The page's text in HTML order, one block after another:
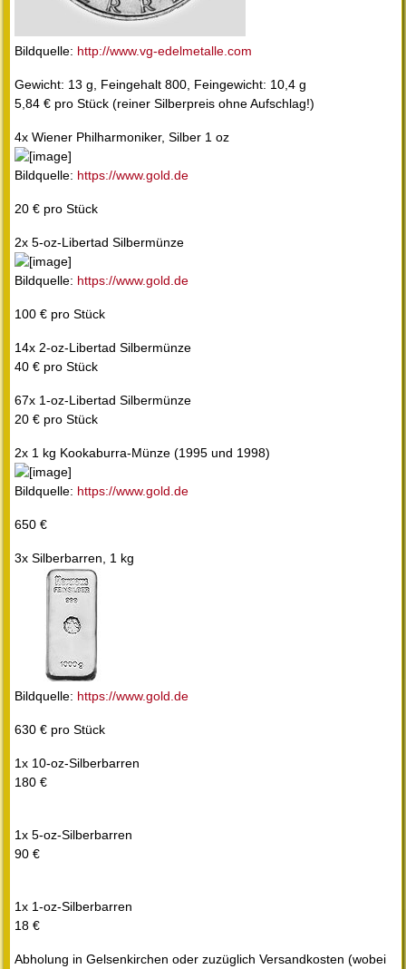
Bildquelle: http://www.vg-edelmetalle.com
Gewicht: 13 g, Feingehalt 800, Feingewicht: 10,4 g
5,84 € pro Stück (reiner Silberpreis ohne Aufschlag!)
4x Wiener Philharmoniker, Silber 1 oz
Bildquelle: https://www.gold.de
20 € pro Stück
2x 5-oz-Libertad Silbermünze
Bildquelle: https://www.gold.de
100 € pro Stück
14x 2-oz-Libertad Silbermünze
40 € pro Stück
67x 1-oz-Libertad Silbermünze
20 € pro Stück
2x 1 kg Kookaburra-Münze (1995 und 1998)
Bildquelle: https://www.gold.de
650 €
3x Silberbarren, 1 kg
Bildquelle: https://www.gold.de
630 € pro Stück
1x 10-oz-Silberbarren
180 €
1x 5-oz-Silberbarren
90 €
1x 1-oz-Silberbarren
18 €
Abholung in Gelsenkirchen oder zuzüglich Versandkosten (wobei